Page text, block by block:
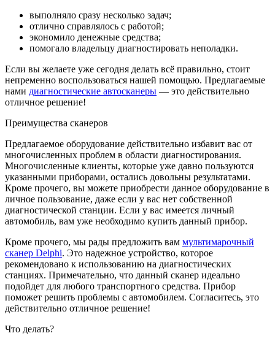
выполняло сразу несколько задач;
отлично справлялось с работой;
экономило денежные средства;
помогало владельцу диагностировать неполадки.
Если вы желаете уже сегодня делать всё правильно, стоит
непременно воспользоваться нашей помощью. Предлагаемые
нами диагностические автосканеры — это действительно
отличное решение!
Преимущества сканеров
Предлагаемое оборудование действительно избавит вас от
многочисленных проблем в области диагностирования.
Многочисленные клиенты, которые уже давно пользуются
указанными приборами, остались довольны результатами.
Кроме прочего, вы можете приобрести данное оборудование в
личное пользование, даже если у вас нет собственной
диагностической станции. Если у вас имеется личный
автомобиль, вам уже необходимо купить данный прибор.
Кроме прочего, мы рады предложить вам мультимарочный
сканер Delphi. Это надежное устройство, которое
рекомендовано к использованию на диагностических
станциях. Примечательно, что данный сканер идеально
подойдет для любого транспортного средства. Прибор
поможет решить проблемы с автомобилем. Согласитесь, это
действительно отличное решение!
Что делать?